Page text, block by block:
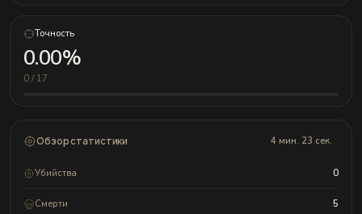
Точность
0.00%
0 / 17
Обзор статистики 4 мин. 23 сек.
Убийства 0
Смерти 5